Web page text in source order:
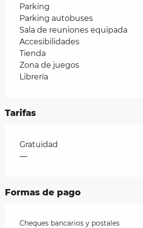
Parking
Parking autobuses
Sala de reuniones equipada
Accesibilidades
Tienda
Zona de juegos
Librería
Tarifas
Tarifas 2026
Gratuidad
—
Formas de pago
Cheques bancarios y postales